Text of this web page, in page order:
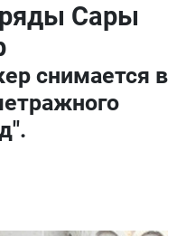
Сары
снимается в